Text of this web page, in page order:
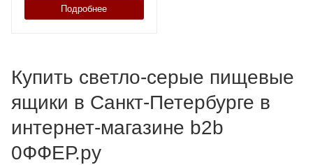
Подробнее
Купить светло-серые пищевые
ящики в Санкт-Петербурге в
интернет-магазине b2b
0ФФЕР.ру